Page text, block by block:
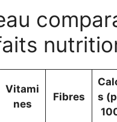
Vitami
nes
Fibres
s